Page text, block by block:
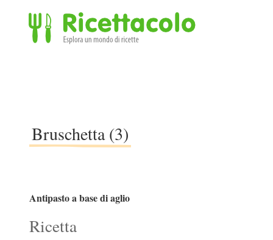
Bruschetta (3)
Antipasto a base di aglio
Ricetta